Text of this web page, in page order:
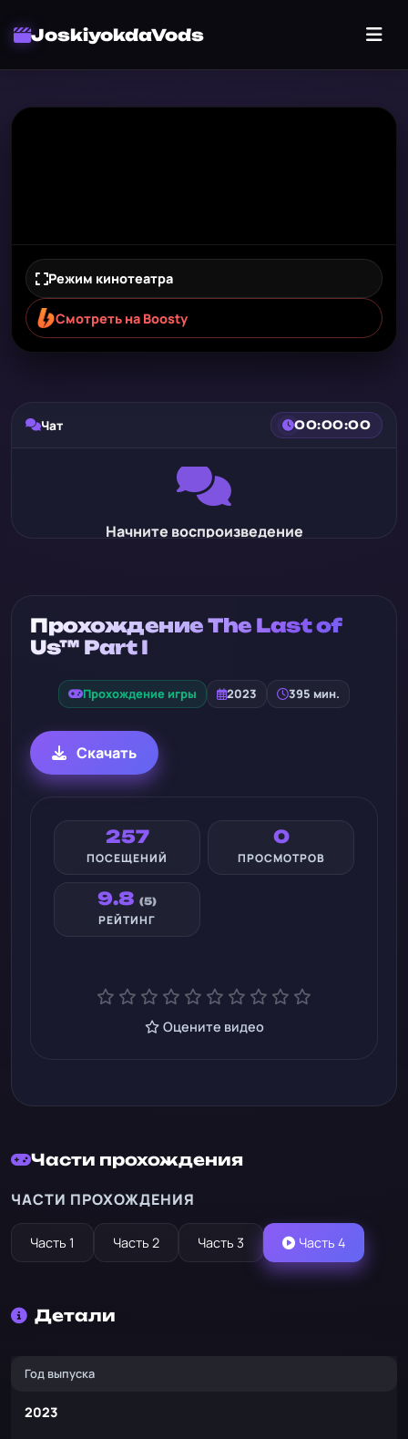
JoskiyokdaVods
Режим кинотеатра
Смотреть на Boosty
Чат 00:00:00
Начните воспроизведение
Прохождение The Last of
Us™ Part I
Прохождение игры 2023 395 мин.
Скачать
257
ПОСЕЩЕНИЙ
0
ПРОСМОТРОВ
9.8 (5)
РЕЙТИНГ
Оцените видео
Части прохождения
ЧАСТИ ПРОХОЖДЕНИЯ
Часть 1 Часть 2 Часть 3 Часть 4
Детали
Год выпуска
2023